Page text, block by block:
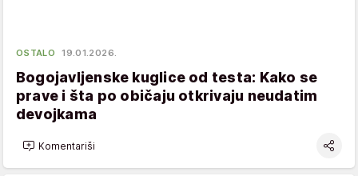
OSTALO 19.01.2026.
Bogojavljenske kuglice od testa: Kako se
prave i šta po običaju otkrivaju neudatim
devojkama
Komentariši